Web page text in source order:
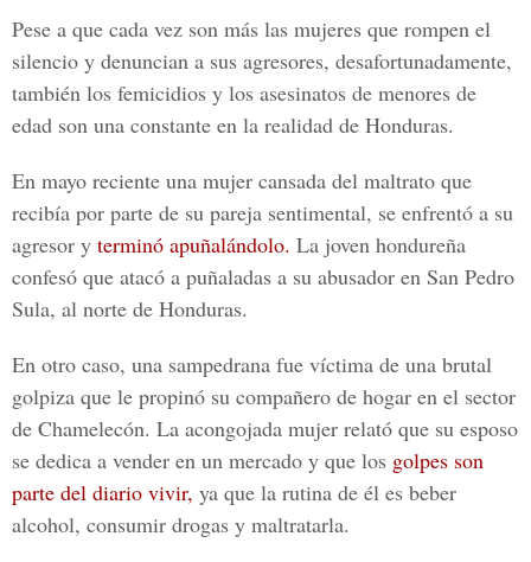
Pese a que cada vez son más las mujeres que rompen el
silencio y denuncian a sus agresores, desafortunadamente,
también los femicidios y los asesinatos de menores de
edad son una constante en la realidad de Honduras.
En mayo reciente una mujer cansada del maltrato que
recibía por parte de su pareja sentimental, se enfrentó a su
agresor y terminó apuñalándolo. La joven hondureña
confesó que atacó a puñaladas a su abusador en San Pedro
Sula, al norte de Honduras.
En otro caso, una sampedrana fue víctima de una brutal
golpiza que le propinó su compañero de hogar en el sector
de Chamelecón. La acongojada mujer relató que su esposo
se dedica a vender en un mercado y que los golpes son
parte del diario vivir, ya que la rutina de él es beber
alcohol, consumir drogas y maltratarla.